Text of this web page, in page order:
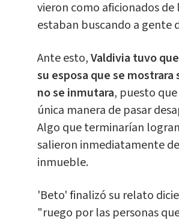
vieron como aficionados de
estaban buscando a gente
Ante esto,Valdivia tuvo
su esposa que se mostrara
no se inmutara, puesto
única manera de pasar
Algo que terminarían
salieron inmediatamente
inmueble.
'Beto' finalizó su relato
"ruego por las personas